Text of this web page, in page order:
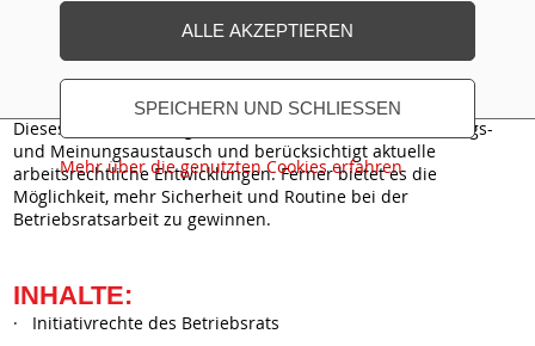
parat. Deshalb ist ein regelmäßiges Üben des Umgangs mit
komplexen Situationen ein Muss. Änderungen der
Rechtsprechung machen ein ständiges Korrigieren der
Betriebsratsstrategien erforderlich.
Dieses Seminar ermöglicht einen umfassenden Erfahrungs-
und Meinungsaustausch und berücksichtigt aktuelle
arbeitsrechtliche Entwicklungen. Ferner bietet es die
Möglichkeit, mehr Sicherheit und Routine bei der
Betriebsratsarbeit zu gewinnen.
INHALTE:
· Initiativrechte des Betriebsrats
ALLE AKZEPTIEREN
SPEICHERN UND SCHLIESSEN
Mehr über die genutzten Cookies erfahren